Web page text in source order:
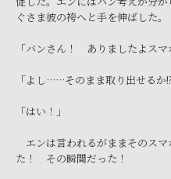
ぐさま彼の袴へと手を伸ばした。
「バンさん！ ありましたよス
「よし……そのまま取り出せるか!?
「はい！」
エンは言われるがままそのス
た！ その瞬間だった！